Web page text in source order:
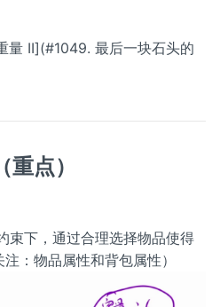
量 II](#1049. 最后一块石头的
点）
束下，通过合理选择物品使得
：物品属性和背包属性）